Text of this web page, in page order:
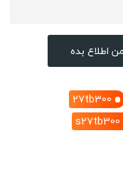
اطلاع بده
27tb300
s27tb300